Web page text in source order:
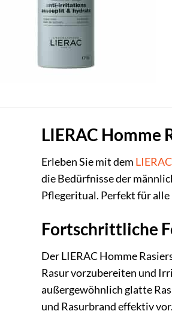
LIERAC Homme
Erleben Sie mit dem LIERAC
die Bedürfnisse der
Pflegeritual. Perfekt für
Fortschrittliche
Der LIERAC Homme
Rasur vorzubereiten und
außergewöhnlich glatte
und Rasurbrand effektiv